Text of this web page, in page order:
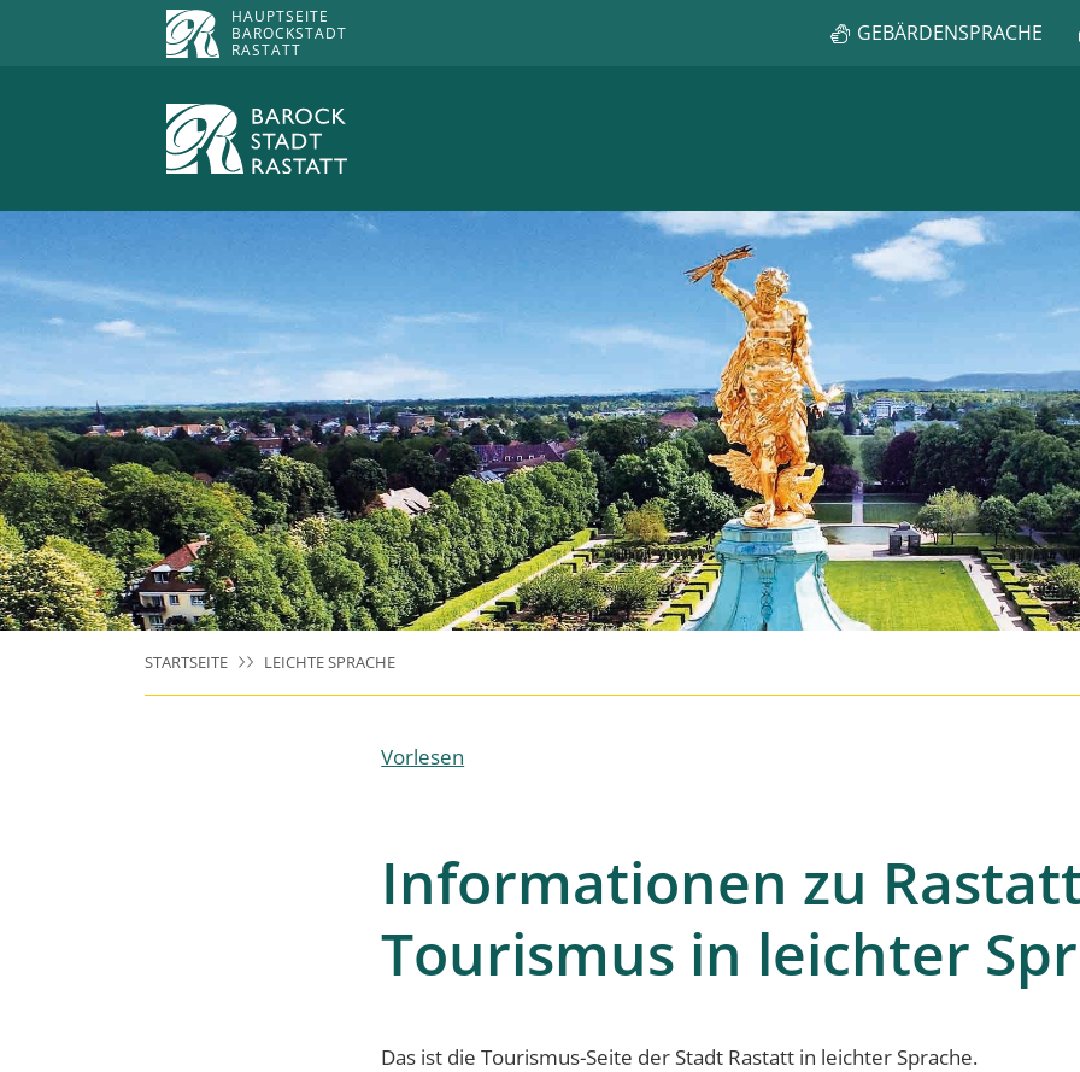
HAUPTSEITE
BAROCKSTADT
RASTATT
GEBÄRDENSPRACHE
STARTSEITE LEICHTE SPRACHE
Vorlesen
Informationen zu
Tourismus in leichter
Das ist die Tourismus-Seite der Stadt Rastatt in leichter Sprache.